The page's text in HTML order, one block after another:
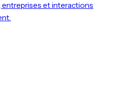
et interactions